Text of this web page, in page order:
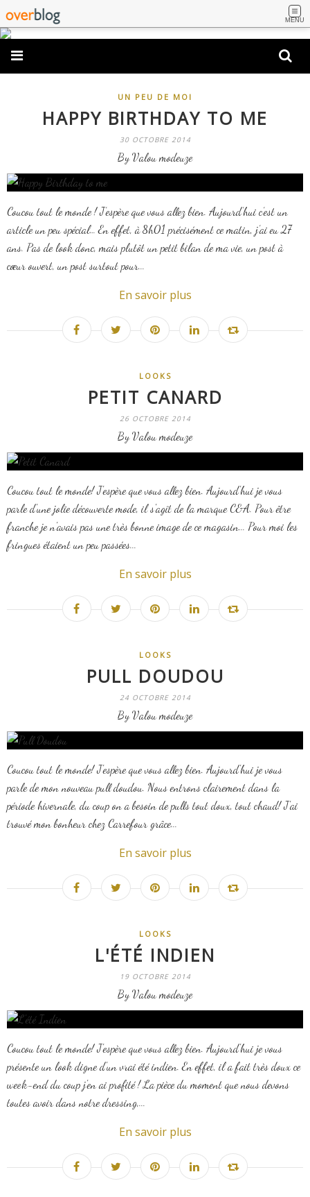
MENU
UN PEU DE MOI
HAPPY BIRTHDAY TO ME
30 OCTOBRE 2014
By Valou modeuze
Coucou tout le monde ! J’espère que vous allez bien. Aujourd’hui c’est un
article un peu spécial… En effet, à 8h01 précisément ce matin, j’ai eu 27
ans. Pas de look donc, mais plutôt un petit bilan de ma vie, un post à
cœur ouvert, un post surtout pour...
En savoir plus
LOOKS
PETIT CANARD
26 OCTOBRE 2014
By Valou modeuze
Coucou tout le monde! J'espère que vous allez bien. Aujourd'hui je vous
parle d'une jolie découverte mode, il s'agît de la marque C&A. Pour être
franche je n'avais pas une très bonne image de ce magasin... Pour moi les
fringues étaient un peu passées...
En savoir plus
LOOKS
PULL DOUDOU
24 OCTOBRE 2014
By Valou modeuze
Coucou tout le monde! J'espère que vous allez bien. Aujourd'hui je vous
parle de mon nouveau pull doudou. Nous entrons clairement dans la
période hivernale, du coup on a besoin de pulls tout doux, tout chaud! J'ai
trouvé mon bonheur chez Carrefour grâce...
En savoir plus
LOOKS
L'ÉTÉ INDIEN
19 OCTOBRE 2014
By Valou modeuze
Coucou tout le monde! J'espère que vous allez bien. Aujourd'hui je vous
présente un look digne d'un vrai été indien. En effet, il a fait très doux ce
week-end du coup j'en ai profité ! La pièce du moment que nous devons
toutes avoir dans notre dressing,...
En savoir plus